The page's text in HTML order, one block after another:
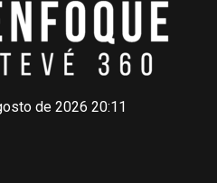
de 2026 20:11